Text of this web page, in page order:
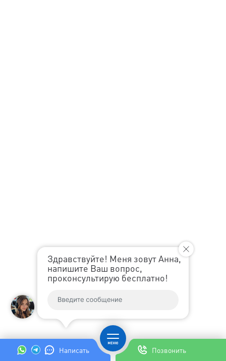
Написать Позвонить
Здравствуйте! Меня зовут Анна,
напишите Ваш вопрос,
проконсультирую бесплатно!